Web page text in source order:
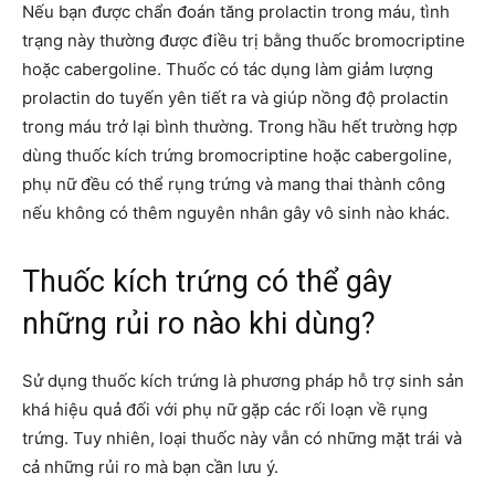
Nếu bạn được chẩn đoán tăng prolactin trong máu, tình
trạng này thường được điều trị bằng thuốc bromocriptine
hoặc cabergoline. Thuốc có tác dụng làm giảm lượng
prolactin do tuyến yên tiết ra và giúp nồng độ prolactin
trong máu trở lại bình thường. Trong hầu hết trường hợp
dùng thuốc kích trứng bromocriptine hoặc cabergoline,
phụ nữ đều có thể rụng trứng và mang thai thành công
nếu không có thêm nguyên nhân gây vô sinh nào khác.
Thuốc kích trứng có thể gây
những rủi ro nào khi dùng?
Sử dụng thuốc kích trứng là phương pháp hỗ trợ sinh sản
khá hiệu quả đối với phụ nữ gặp các rối loạn về rụng
trứng. Tuy nhiên, loại thuốc này vẫn có những mặt trái và
cả những rủi ro mà bạn cần lưu ý.